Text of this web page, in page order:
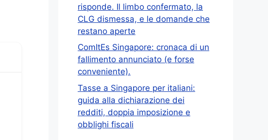
risponde. Il limbo confermato, la
CLG dismessa, e le domande che
restano aperte
ComItEs Singapore: cronaca di un
fallimento annunciato (e forse
conveniente).
Tasse a Singapore per italiani:
guida alla dichiarazione dei
redditi, doppia imposizione e
obblighi fiscali